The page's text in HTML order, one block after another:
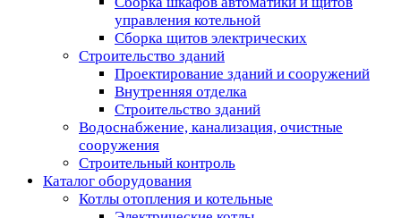
управления котельной
Сборка щитов электрических
Строительство зданий
Проектирование зданий и сооружений
Внутренняя отделка
Строительство зданий
Водоснабжение, канализация, очистные
сооружения
Строительный контроль
Каталог оборудования
Котлы отопления и котельные